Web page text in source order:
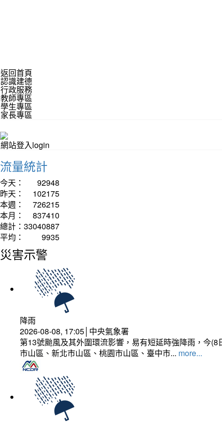
返回首頁
認識建德
行政服務
教師專區
學生專區
家長專區
網站登入login
流量統計
今天：
92948
昨天：
102175
本週：
726215
本月：
837410
總計： 33040887
平均：
9935
災害示警
降雨
2026-08-08, 17:05│中央氣象署
第13號颱風及其外圍環流影響，易有短延時強降雨，今
市山區、新北市山區、桃園市山區、臺中市... more...